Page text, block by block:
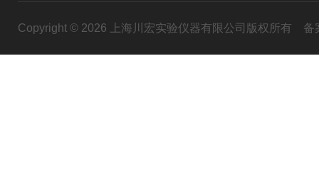
Copyright © 2026 上海川宏实验仪器有限公司版权所有 备